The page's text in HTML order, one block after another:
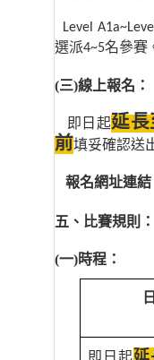
Level
選派4~5名參賽
(三)線上報名：
即日起延長
前填妥確認送
報名網址連結
五、比賽規則：
(一)時程：
即日起延